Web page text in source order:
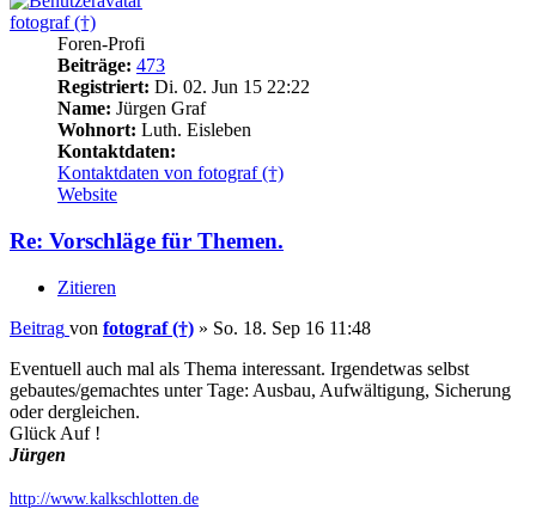
fotograf (†)
Foren-Profi
Beiträge: 473
Registriert: Di. 02. Jun 15 22:22
Name: Jürgen Graf
Wohnort: Luth. Eisleben
Kontaktdaten:
Kontaktdaten von fotograf (†)
Website
Re: Vorschläge für Themen.
Zitieren
Beitrag von fotograf (†) » So. 18. Sep 16 11:48
Eventuell auch mal als Thema interessant. Irgendetwas selbst
gebautes/gemachtes unter Tage: Ausbau, Aufwältigung, Sicherung
oder dergleichen.
Glück Auf !
Jürgen
http://www.kalkschlotten.de